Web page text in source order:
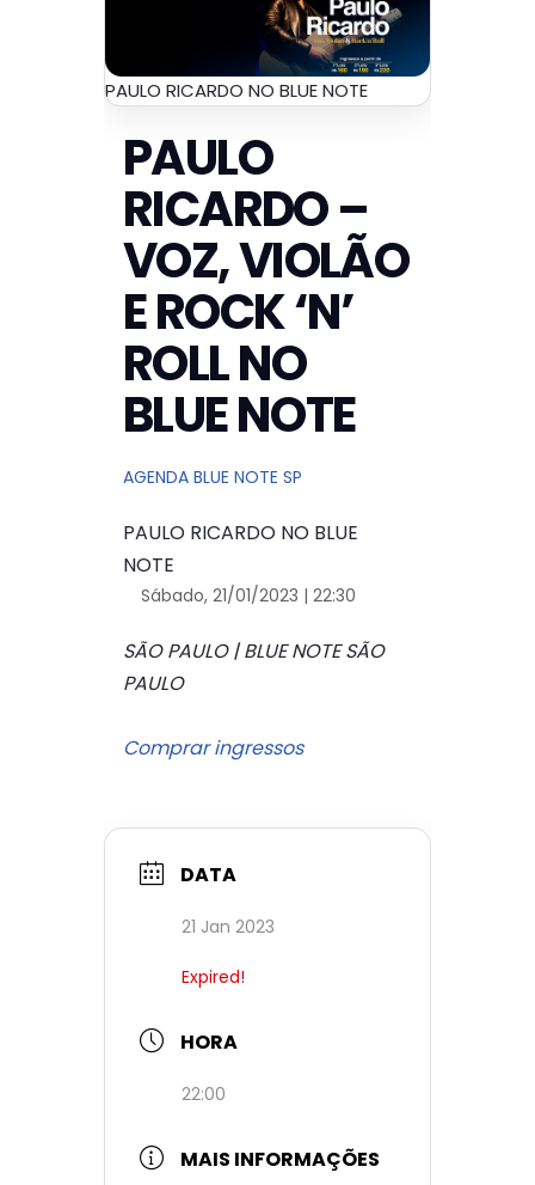
PAULO RICARDO NO BLUE NOTE
PAULO
RICARDO –
VOZ, VIOLÃO
E ROCK ‘N’
ROLL NO
BLUE NOTE
AGENDA BLUE NOTE SP
PAULO RICARDO NO BLUE
NOTE
Sábado, 21/01/2023 | 22:30
SÃO PAULO | BLUE NOTE SÃO
PAULO
Comprar ingressos
DATA
21 Jan 2023
Expired!
HORA
22:00
MAIS INFORMAÇÕES